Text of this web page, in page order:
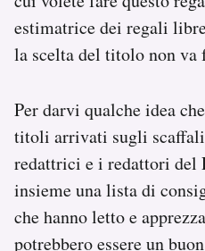
Regala il Post
Hai bisogno di aiuto?
estimatrice dei regali
la scelta del titolo non va
Per darvi qualche idea
titoli arrivati sugli
redattrici e i redattori del
insieme una lista di
che hanno letto e
potrebbero essere un